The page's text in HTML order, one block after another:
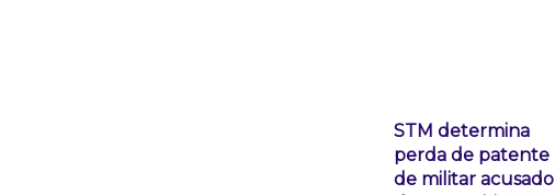
STM determina
perda de patente
de militar acusado